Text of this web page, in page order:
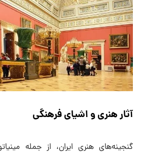
آثار هنری و اشیای فرهنگی
گنجینه‌های هنری ایران، از جمله